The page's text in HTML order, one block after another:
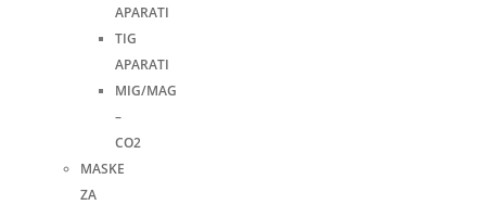
APARATI
TIG
APARATI
MIG/MAG
–
CO2
MASKE
ZA